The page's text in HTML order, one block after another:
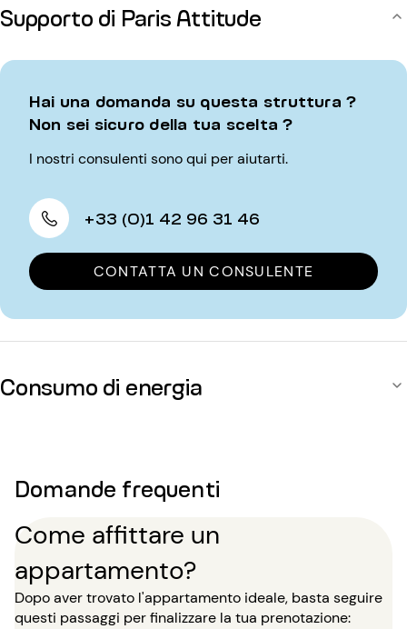
Supporto di Paris Attitude
Hai una domanda su questa struttura ?
Non sei sicuro della tua scelta ?
I nostri consulenti sono qui per aiutarti.
+33 (0)1 42 96 31 46
CONTATTA UN CONSULENTE
Consumo di energia
Domande frequenti
Come affittare un
appartamento?
Dopo aver trovato l'appartamento ideale, basta seguire
questi passaggi per finalizzare la tua prenotazione: